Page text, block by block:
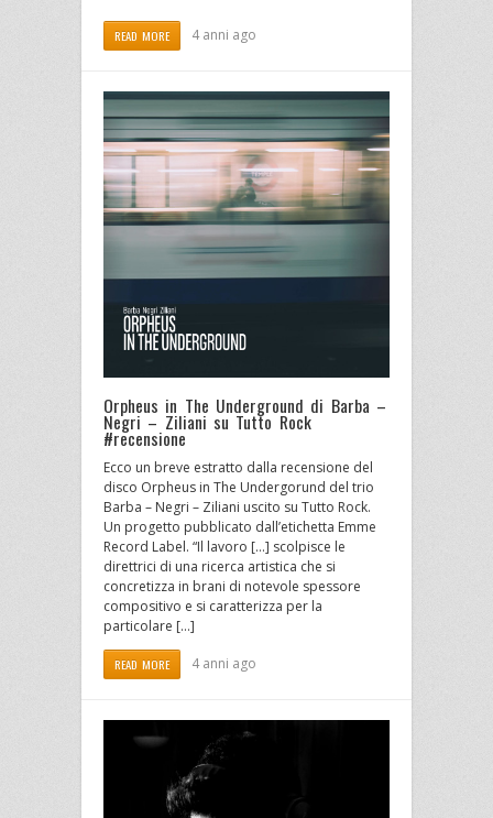
READ MORE 4 anni ago
Orpheus in The Underground di Barba –
Negri – Ziliani su Tutto Rock
#recensione
Ecco un breve estratto dalla recensione del
disco Orpheus in The Undergorund del trio
Barba – Negri – Ziliani uscito su Tutto Rock.
Un progetto pubblicato dall’etichetta Emme
Record Label. “Il lavoro […] scolpisce le
direttrici di una ricerca artistica che si
concretizza in brani di notevole spessore
compositivo e si caratterizza per la
particolare […]
READ MORE 4 anni ago